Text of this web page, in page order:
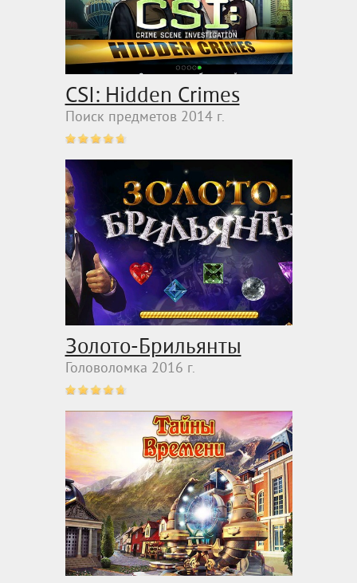
CSI: Hidden Crimes
Поиск предметов 2014 г.
Золото-Брильянты
Головоломка 2016 г.